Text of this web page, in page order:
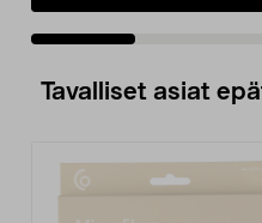
Tavalliset asiat